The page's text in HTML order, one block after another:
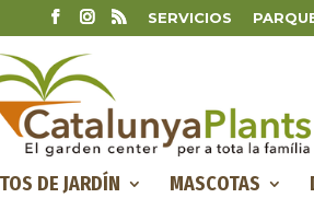
SERVICIOS
DE JARDÍN MASCOTAS